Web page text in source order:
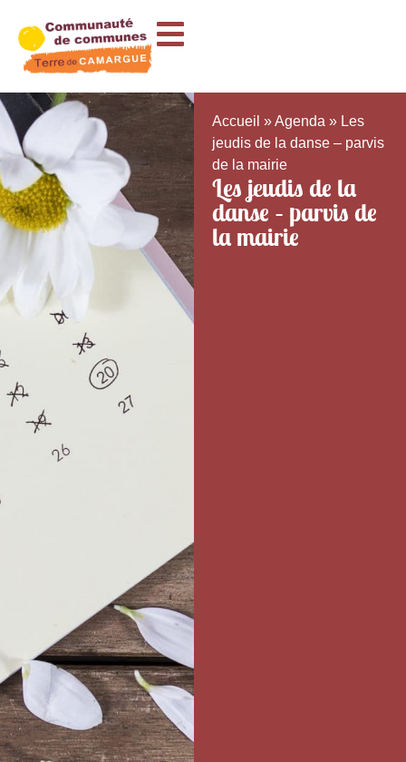
Accueil »Agenda » Les
jeudis de la danse – parvis
de la mairie
Les jeudis de la
danse – parvis de
la mairie